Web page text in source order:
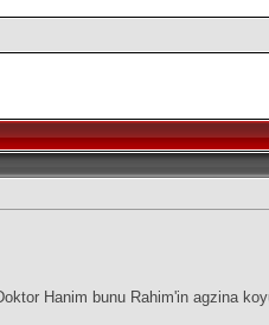
Hanim bunu Rahim'in agzina